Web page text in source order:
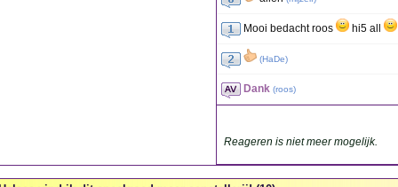
Mooi bedacht roos hi5 all
(HaDe)
Dank (roos)
Reageren is niet meer mogelijk.